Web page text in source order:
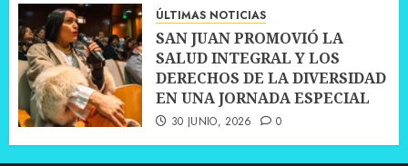
ÚLTIMAS NOTICIAS
SAN JUAN PROMOVIÓ LA
SALUD INTEGRAL Y LOS
DERECHOS DE LA DIVERSIDAD
EN UNA JORNADA ESPECIAL
30 JUNIO, 2026 0